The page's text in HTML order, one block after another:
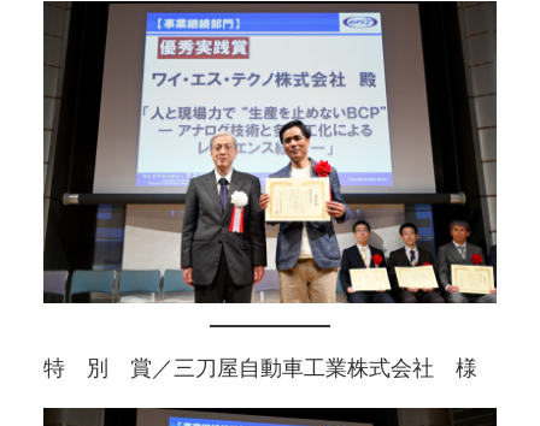
特 別 賞／三刀屋自動車工業株式会社 様